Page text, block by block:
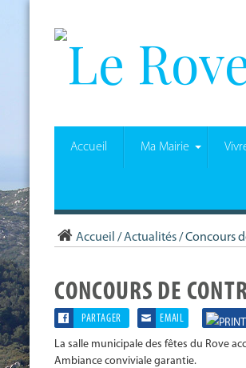
Accueil Ma Mairie
Accueil /Actualités/Concours
CONCOURS DE
PARTAGER EMAIL
La salle municipale des fêtes du Rove
Ambiance conviviale garantie.